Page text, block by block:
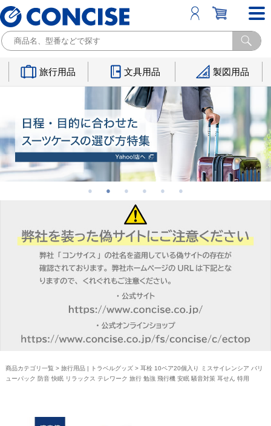
旅行用品 文具用品 製図用品
商品カテゴリ一覧 > 旅行用品 | トラベルグッズ> 耳栓 10ペア20個入り ミスサイレンシア バリ
ューパック 防音 快眠 リラックス テレワーク 旅行 勉強 飛行機 安眠 騒音対策 耳せん 特用